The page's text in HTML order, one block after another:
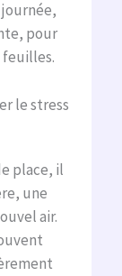
pour
feuilles.
le stress
place, il
une
air.